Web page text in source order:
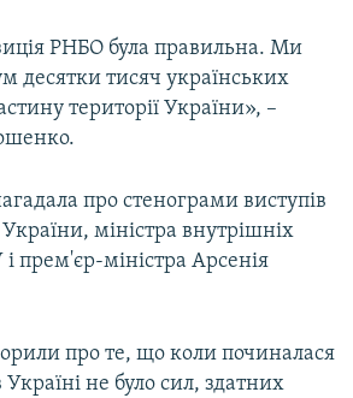
РНБО була правильна. Ми
десятки тисяч українських
території України», –
про стенограми виступів
міністра внутрішніх
прем'єр-міністра Арсенія
про те, що коли починалася
не було сил, здатних